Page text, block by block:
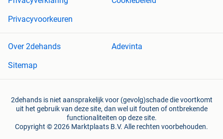
Privacyvoorkeuren
Over 2dehands
Adevinta
Sitemap
2dehands is niet aansprakelijk voor (gevolg)schade die voortkomt
uit het gebruik van deze site, dan wel uit fouten of ontbrekende
functionaliteiten op deze site.
Copyright © 2026 Marktplaats B.V. Alle rechten voorbehouden.